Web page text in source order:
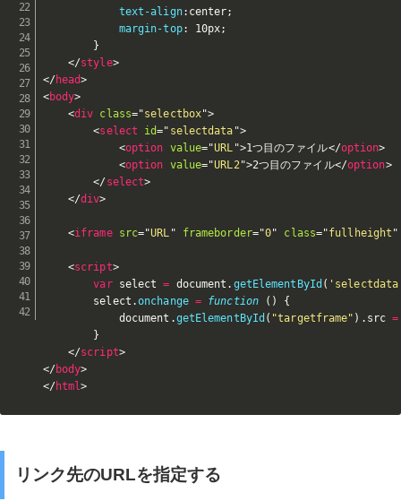
text-align: center;
margin-top: 10px;
}
</style>
</ head>
<body>
<div class="selectbox">
<select id=" selectdata ">
<option value="URL ">1つ目のファイル</option>
<option value="URL2 ">2つ目のファイル</option>
</ select>
</div>
<iframe src="URL " frameborder="0" class="fullheight "
<script>
var select = document . getElementById (
        select
.onchange = function ( )
{
            document
.getElementById ( "targetframe" ) . src =
}
</script>
</ body>
</ html>
リンク先のURLを指定する